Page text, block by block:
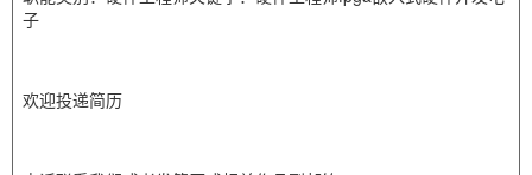
子
欢迎投递简历